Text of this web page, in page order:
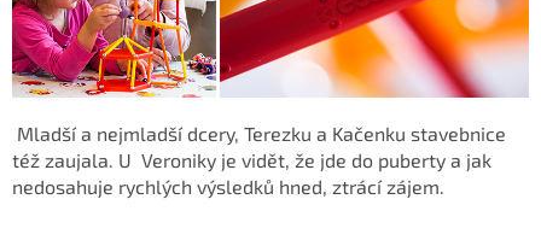
Mladší a nejmladší dcery, Terezku a Kačenku stavebnice
též zaujala. U Veroniky je vidět, že jde do puberty a jak
nedosahuje rychlých výsledků hned, ztrácí zájem.